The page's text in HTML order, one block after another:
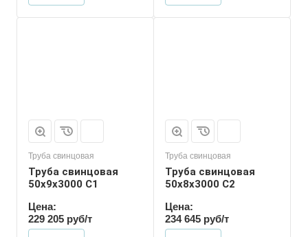
Труба свинцовая
Труба свинцовая
50x9x3000 С1
Цена:
229 205 руб/т
Труба свинцовая
Труба свинцовая
50x8x3000 С2
Цена:
234 645 руб/т